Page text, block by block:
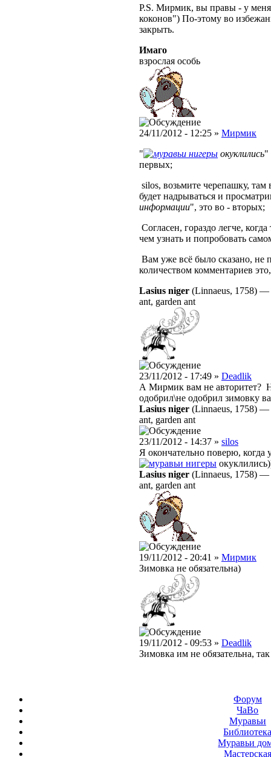
P.S. Мирмик, вы правы - у
коконов") По-этому во
закрыть.
Имаго
взрослая особь
24/11/2012 - 12:25 » Мирмик
"
нигеры окуклились"
первых;
silos, возьмите черепашку,
будет надрываться и
информации", это во - вторых;
Согласен, гораздо легче,
чем узнать и попробовать
Вам уже всё было сказано, не
количеством комментариев
Lasius niger (Linnaeus, 1758) —
ant, garden ant
23/11/2012 - 17:49 » Deadlik
А Мирмик вам не авторитет?
одобрил\не одобрил зимовку
Lasius niger (Linnaeus, 1758) —
ant, garden ant
23/11/2012 - 14:37 » silos
Я окончательно поверю, когда
нигеры
Lasius niger (Linnaeus, 1758) —
ant, garden ant
19/11/2012 - 20:41 » Мирмик
Зимовка не обязательна)
19/11/2012 - 09:53 » Deadlik
Зимовка им не обязательна,
Форум
ЧаВо
Муравьи
Муравьи
Мастерская